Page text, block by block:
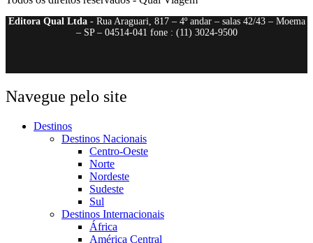
Editora Qual Ltda- Rua Araguari, 817 – 4º andar – salas 42/43 – Moema
– SP – 04514-041 fone : (11) 3024-9500
Navegue pelo site
Destinos
Destinos Nacionais
Centro-Oeste
Norte
Nordeste
Sudeste
Sul
Destinos Internacionais
África
América Central